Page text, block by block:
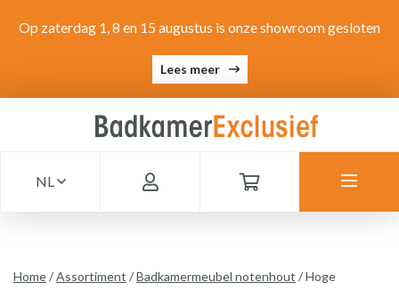
Op zaterdag 1, 8 en 15 augustus is onze showroom gesloten
Lees meer
NL
Home/Assortiment /Badkamermeubel notenhout /Hoge